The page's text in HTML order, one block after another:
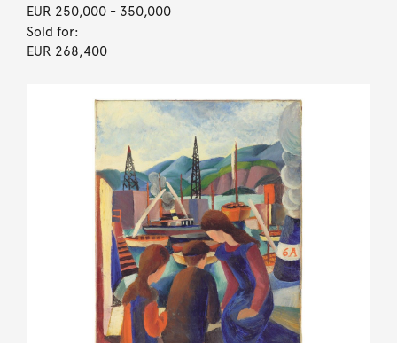
EUR 250,000- 350,000
Sold for:
EUR 268,400